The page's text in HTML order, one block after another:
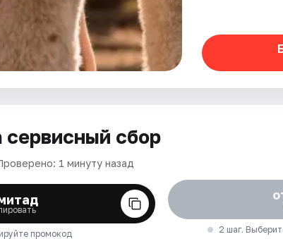
сервисный сбор
1 минуту назад
промокод
2 шаг.